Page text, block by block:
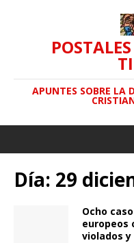
APUNTES SOBRE LA
Día: 29
Ocho
europeos
violados